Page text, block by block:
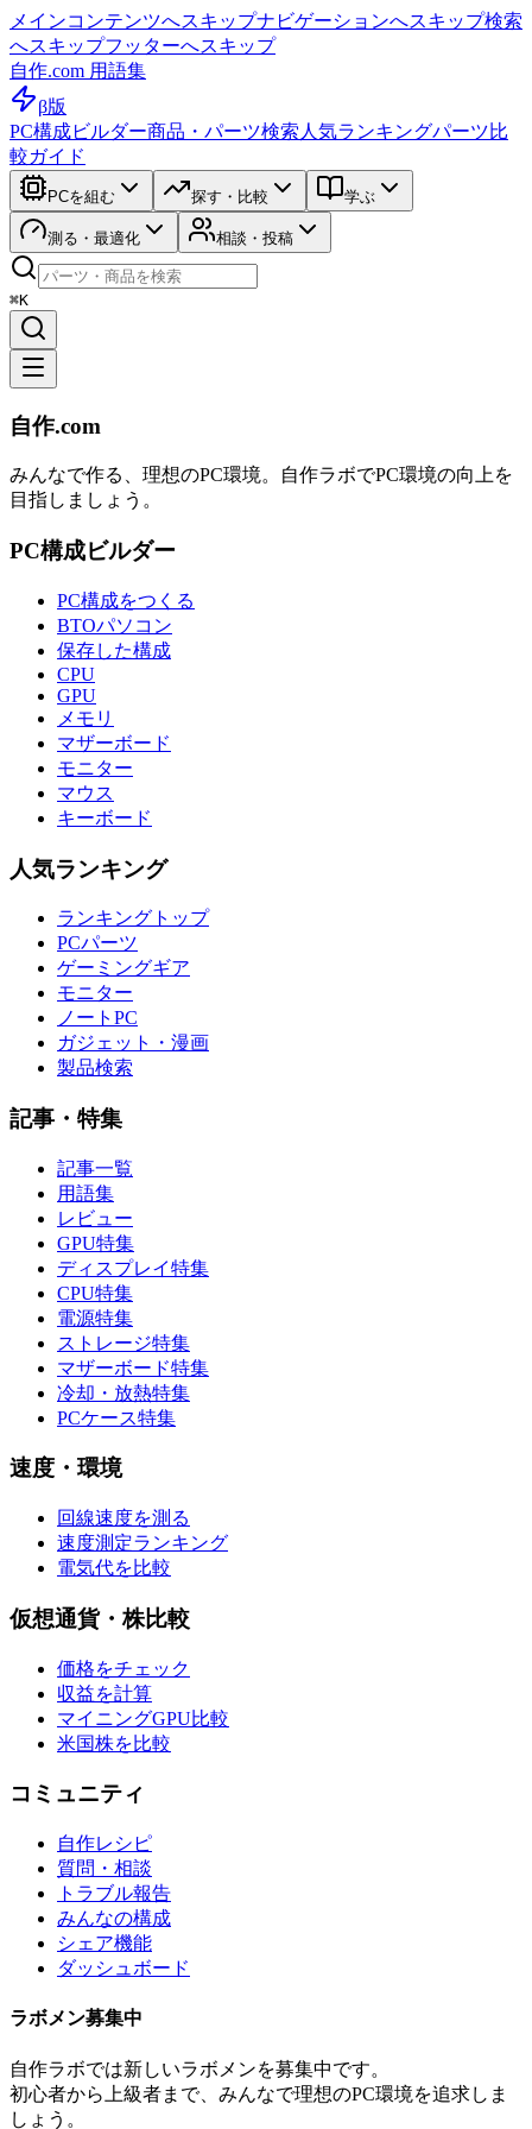
メインコンテンツへスキップナビゲーションへスキップ検索
へスキップフッターへスキップ
自作.com 用語集
β版
PC構成ビルダー商品・パーツ検索 人気ランキングパーツ比
較ガイド
PCを組む 探す・比較 学ぶ
測る・最適化 相談・投稿
⌘K
自作.com
みんなで作る、理想のPC環境。 自作ラボでPC環境の向上を
目指しましょう。
PC構成ビルダー
PC構成をつくる
BTOパソコン
保存した構成
CPU
GPU
メモリ
マザーボード
モニター
マウス
キーボード
人気ランキング
ランキングトップ
PCパーツ
ゲーミングギア
モニター
ノートPC
ガジェット・漫画
製品検索
記事・特集
記事一覧
用語集
レビュー
GPU特集
ディスプレイ特集
CPU特集
電源特集
ストレージ特集
マザーボード特集
冷却・放熱特集
PCケース特集
速度・環境
回線速度を測る
速度測定ランキング
電気代を比較
仮想通貨・株比較
価格をチェック
収益を計算
マイニングGPU比較
米国株を比較
コミュニティ
自作レシピ
質問・相談
トラブル報告
みんなの構成
シェア機能
ダッシュボード
ラボメン募集中
自作ラボでは新しいラボメンを募集中です。
初心者から上級者まで、みんなで理想のPC環境を追求しま
しょう。